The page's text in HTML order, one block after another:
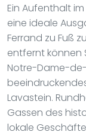
Ein Aufenthalt
eine ideale
Ferrand zu Fuß
entfernt können
Notre-Dame-
Lavastein.
Gassen des
lokale